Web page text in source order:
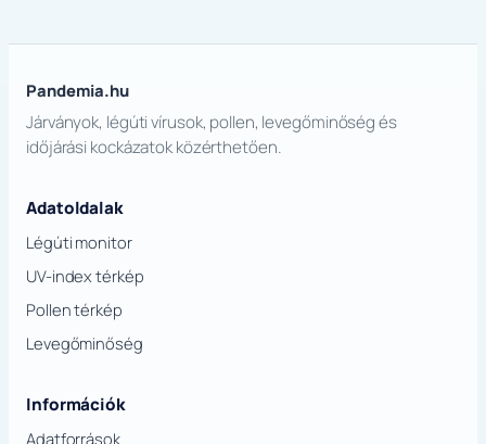
Pandemia.hu
Járványok, légúti vírusok, pollen, levegőminőség és
időjárási kockázatok közérthetően.
Adatoldalak
Légúti monitor
UV-index térkép
Pollen térkép
Levegőminőség
Információk
Adatforrások